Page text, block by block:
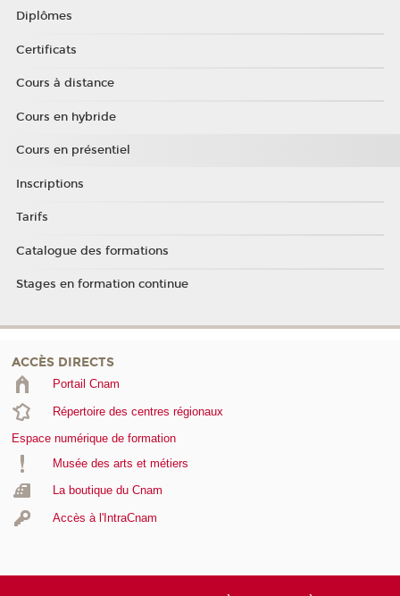
Diplômes
Certificats
Cours à distance
Cours en hybride
Cours en présentiel
Inscriptions
Tarifs
Catalogue des formations
Stages en formation continue
ACCÈS DIRECTS
Portail Cnam
Répertoire des centres régionaux
Espace numérique de formation
Musée des arts et métiers
La boutique du Cnam
Accès à l'IntraCnam